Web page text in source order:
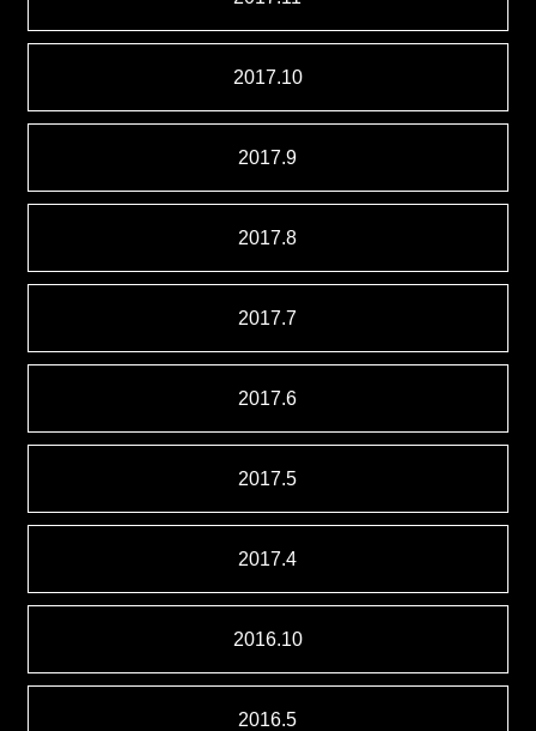
2017.10
2017.9
2017.8
2017.7
2017.6
2017.5
2017.4
2016.10
2016.5